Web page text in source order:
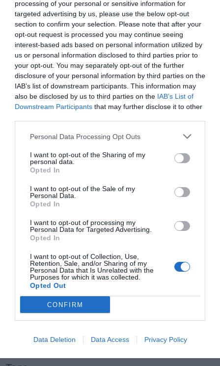
processing of your personal or sensitive information for
targeted advertising by us, please use the below opt-out
section to confirm your selection. Please note that after your
opt-out request is processed you may continue seeing
interest-based ads based on personal information utilized by
us or personal information disclosed to third parties prior to
your opt-out. You may separately opt-out of the further
disclosure of your personal information by third parties on the
IAB’s list of downstream participants. This information may
also be disclosed by us to third parties on the IAB’s List of
Downstream Participants that may further disclose it to other
Personal Data Processing Opt Outs
I want to opt-out of the Sharing of my
personal data.
Opted In
I want to opt-out of the Sale of my
Personal Data.
Opted In
I want to opt-out of processing my
Personal Data for Targeted Advertising.
Opted In
I want to opt-out of Collection, Use,
Retention, Sale, and/or Sharing of my
Personal Data that Is Unrelated with the
Purposes for which it was collected.
Opted Out
CONFIRM
Data Deletion Data Access Privacy Policy
A continuación está previsto cerrar el seminario con una
mesa en la que se abordarán cuestiones actuales sobre
la relación entre los medicamentos y el deporte, la
sexualidad y la estética. En la mesa participarán José-
Fernando Jiménez, profesor de la Facultad de Ciencias
del Deporte de la Universidad de Castilla-La Mancha;
Miguel Ángel Huertas, jefe del Servicio de Ginecología y
Obstetricia del Hospital Universitario de Getafe
(Madrid), y Soledad Muelas, farmacéutica, gerente del
Universidad de Alcalá de Henares, que está catalogado
por la UNESCO como Patrimonio de la Humanidad. En
su organización participa la Fundación Pharmaceutical
Care España, en colaboración con la Fundación Víctor
Para más información, ponerse en contacto con la
electrónico secretaria.phc@gmail.com o del teléfono
630 904 143.
AñadirEl Farmacéuticocomo fuente preferida
de Google de forma gratuita